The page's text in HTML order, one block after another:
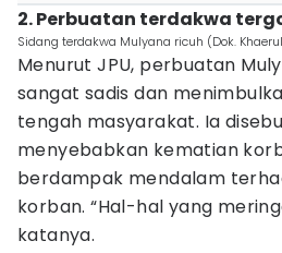
2. Perbuatan terdakwa
Sidang terdakwa Mulyana ricuh (Dok.
Menurut JPU, perbuatan
sangat sadis dan
tengah masyarakat. Ia
menyebabkan kematian
berdampak mendalam
korban. “Hal-hal yang
katanya.